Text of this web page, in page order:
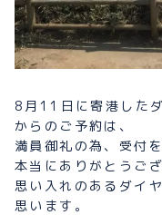
8月11日に寄港した
からのご予約は、
満員御礼の為、受付
本当にありがとうご
思い入れのあるダイ
思います。